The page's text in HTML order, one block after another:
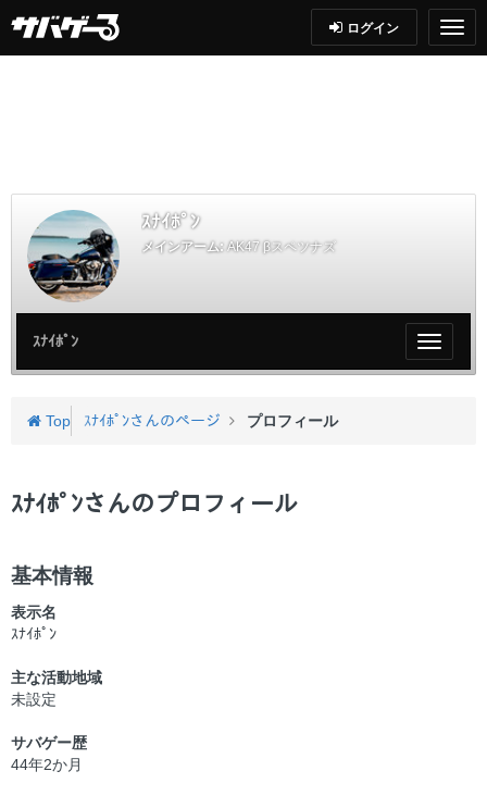
ログイン
ｽﾅｲﾎﾟﾝ
メインアーム: AK47 βスペツナズ
My
ペ
ｽﾅｲﾎﾟﾝ
Top ｽﾅｲﾎﾟﾝさんのページ プロフィール
ｽﾅｲﾎﾟﾝさんのプロフィール
基本情報
表示名
ｽﾅｲﾎﾟﾝ
主な活動地域
未設定
サバゲー歴
44年2か月